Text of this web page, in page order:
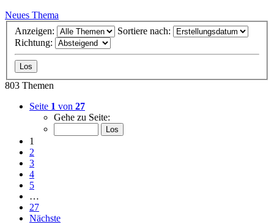
Neues Thema
Anzeigen:
Sortiere nach:
Richtung:
803 Themen
Seite 1 von 27
Gehe zu Seite:
1
2
3
4
5
…
27
Nächste